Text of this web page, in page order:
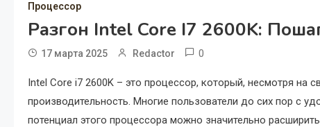
Процессор
Разгон Intel Core I7 2600K:
17 марта 2025 Redactor 0
Intel Core i7 2600K – это процессор, который, несмотря на
производительность. Многие пользователи до сих пор с
потенциал этого процессора можно значительно